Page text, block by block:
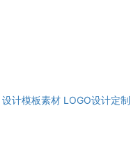
设计模板素材 LOGO设计定制